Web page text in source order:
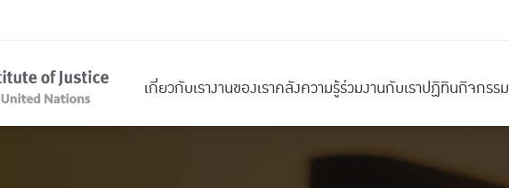
เกี่ยวกับเรางานของเราคลังความรู้ร่วมงานกับเราปฏิทินกิจกรรม